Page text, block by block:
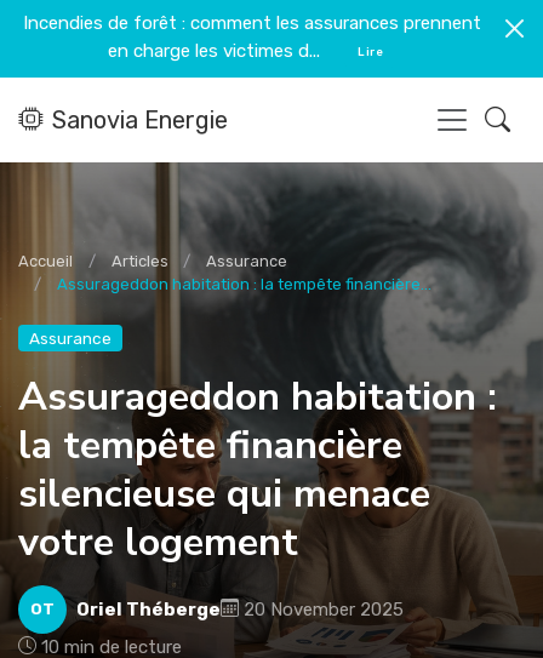
Incendies de forêt : comment les assurances prennent
en charge les victimes d...
Lire
Sanovia Energie
Accueil Articles
Assurance
Assurageddon habitation : la tempête financière...
Assurance
Assurageddon habitation :
la tempête financière
silencieuse qui menace
votre logement
OT Oriel Théberge
20 November 2025
10 min de lecture